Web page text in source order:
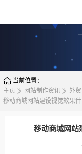
当前位置：
主页
网站制作资讯
外
移动商城网站建设视觉效果什
移动商城网站